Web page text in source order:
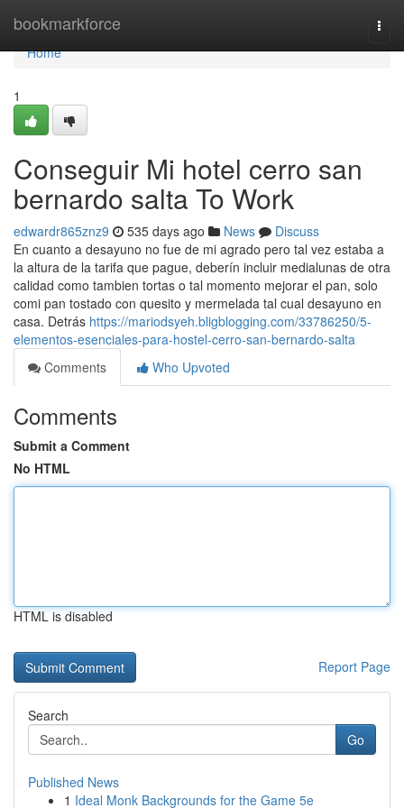
bookmarkforce
Home
Home
1
Conseguir Mi hotel cerro san
bernardo salta To Work
edwardr865znz9 535 days ago News
Discuss
En cuanto a desayuno no fue de mi agrado pero tal vez estaba a
la altura de la tarifa que pague, deberín incluir medialunas de otra
calidad como tambien tortas o tal momento mejorar el pan, solo
comi pan tostado con quesito y mermelada tal cual desayuno en
casa. Detrás https://mariodsyeh.bligblogging.com/33786250/5-
elementos-esenciales-para-hostel-cerro-san-bernardo-salta
Comments
Who Upvoted
Comments
Submit a Comment
No HTML
HTML is disabled
Report Page
Search
Go
Published News
1 Ideal Monk Backgrounds for the Game 5e